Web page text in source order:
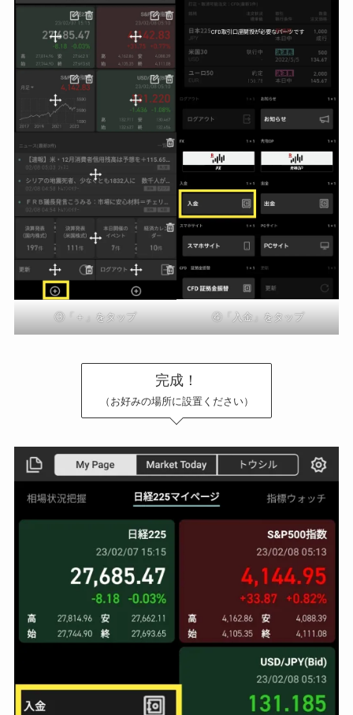
③「＋」をタップ ④「入金」をタップ
完成！
（お好みの場所に設置ください）